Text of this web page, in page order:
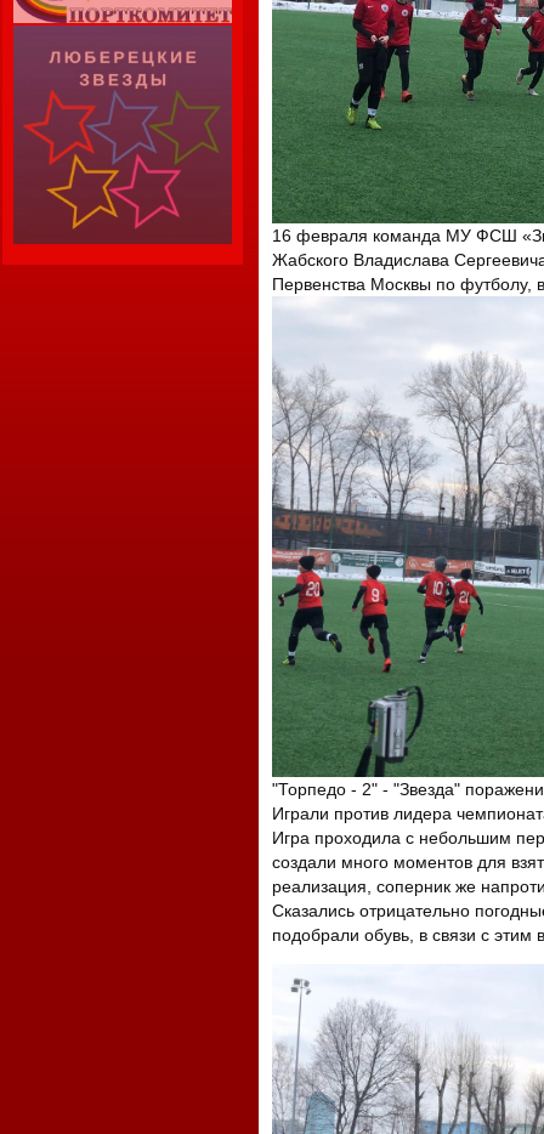
16 февраля команда МУ ФСШ
Жабского Владислава
Первенства Москвы по футболу,
"Торпедо - 2" - "Звезда"
Играли против лидера
Игра проходила с небольшим
создали много моментов для
реализация, соперник же
Сказались отрицательно
подобрали обувь, в связи с этим